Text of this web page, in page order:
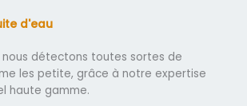
d'eau
nous détectons toutes sortes de
les petite, grâce à notre expertise
haute gamme.